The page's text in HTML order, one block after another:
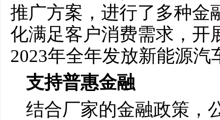
推广方案，进行了多种金
化满足客户消费需求，开
2023年全年发放新能源汽
支持普惠金融
结合厂家的金融政策，